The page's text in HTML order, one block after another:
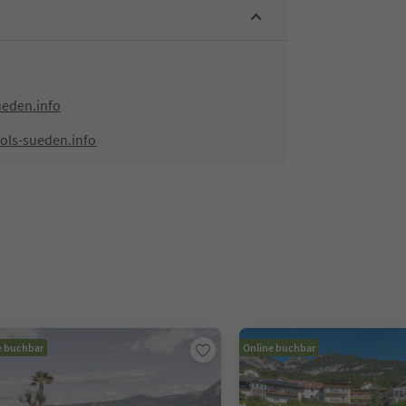
sueden.info
buchbar Online buchbar